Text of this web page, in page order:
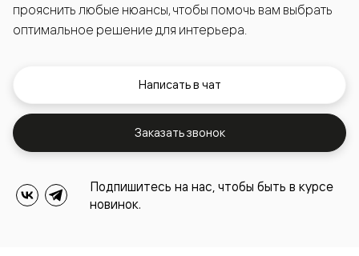
прояснить любые нюансы, чтобы помочь вам выбрать
оптимальное решение для интерьера.
Написать в чат
Заказать звонок
Подпишитесь на нас, чтобы быть в курсе
новинок.